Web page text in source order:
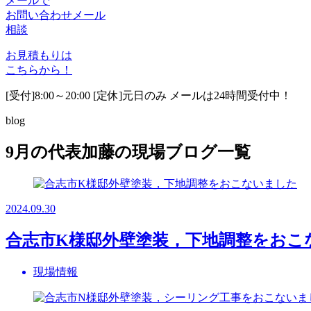
お問い合わせ メール
相談
お見積もりは
こちらから！
[受付]8:00～20:00 [定休]元日のみ メールは24時間受付中！
blog
9月の代表加藤の現場ブログ一覧
2024.09.30
合志市K様邸外壁塗装，下地調整をおこ
現場情報